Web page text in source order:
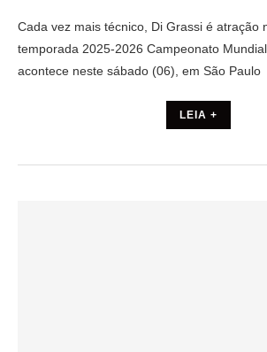
Cada vez mais técnico, Di Grassi é atração
temporada 2025-2026 Campeonato
acontece neste sábado (06), em São Paulo
LEIA +